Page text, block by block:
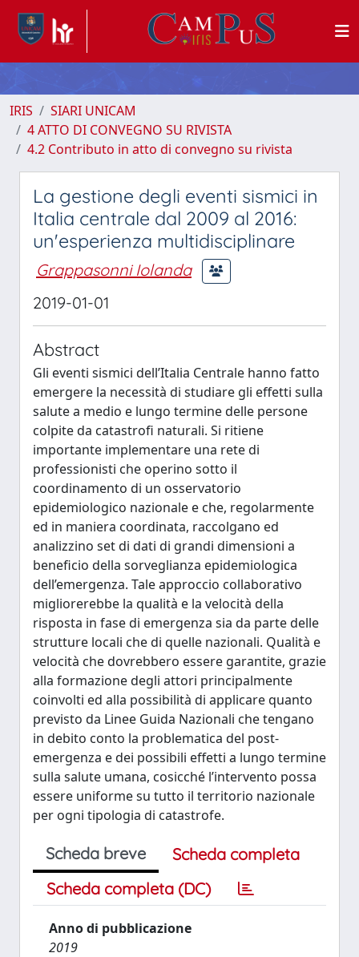
IRIS
SIARI UNICAM
4 ATTO DI CONVEGNO SU RIVISTA
4.2 Contributo in atto di convegno su rivista
La gestione degli eventi sismici in
Italia centrale dal 2009 al 2016:
un'esperienza multidisciplinare
Grappasonni Iolanda
2019-01-01
Abstract
Gli eventi sismici dell’Italia Centrale hanno fatto
emergere la necessità di studiare gli effetti sulla
salute a medio e lungo termine delle persone
colpite da catastrofi naturali. Si ritiene
importante implementare una rete di
professionisti che operino sotto il
coordinamento di un osservatorio
epidemiologico nazionale e che, regolarmente
ed in maniera coordinata, raccolgano ed
analizzino set di dati di grandi dimensioni a
beneficio della sorveglianza epidemiologica
dell’emergenza. Tale approccio collaborativo
migliorerebbe la qualità e la velocità della
risposta in fase di emergenza sia da parte delle
strutture locali che di quelle nazionali. Qualità e
velocità che dovrebbero essere garantite, grazie
alla formazione degli attori principalmente
coinvolti ed alla possibilità di applicare quanto
previsto da Linee Guida Nazionali che tengano
in debito conto la problematica del post-
emergenza e dei possibili effetti a lungo termine
sulla salute umana, cosicché l’intervento possa
essere uniforme su tutto il territorio nazionale
per ogni tipologia di catastrofe.
Scheda breve
Scheda completa
Scheda completa (DC)
Anno di pubblicazione
2019